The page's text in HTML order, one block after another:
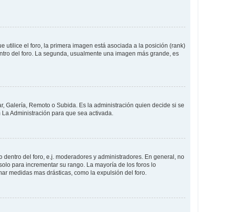
utilice el foro, la primera imagen está asociada a la posición (rank)
del foro. La segunda, usualmente una imagen más grande, es
Galería, Remoto o Subida. Es la administración quien decide si se
Administración para que sea activada.
del foro, e.j. moderadores y administradores. En general, no
para incrementar su rango. La mayoría de los foros lo
medidas mas drásticas, como la expulsión del foro.